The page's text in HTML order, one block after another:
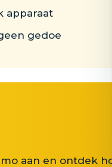
apparaat
gedoe
aan en ontdek